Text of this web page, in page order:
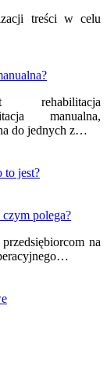
treści w celu
manualna,
do jednych z…
to jest?
polega?
na